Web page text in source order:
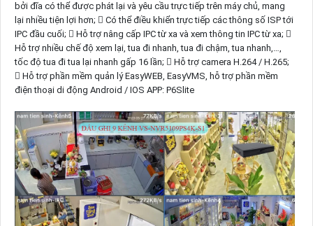
bởi đĩa có thể được phát lại và yêu cầu trực tiếp trên máy chủ, mang
lại nhiều tiện lợi hơn;  Có thể điều khiển trực tiếp các thông số ISP tới
IPC đầu cuối;  Hỗ trợ nâng cấp IPC từ xa và xem thông tin IPC từ xa; 
Hỗ trợ nhiều chế độ xem lại, tua đi nhanh, tua đi chậm, tua nhanh,…,
tốc độ tua đi tua lại nhanh gấp 16 lần;  Hỗ trợ camera H.264 / H.265;
 Hỗ trợ phần mềm quản lý EasyWEB, EasyVMS, hỗ trợ phần mềm
điện thoại di động Android / IOS APP: P6Slite